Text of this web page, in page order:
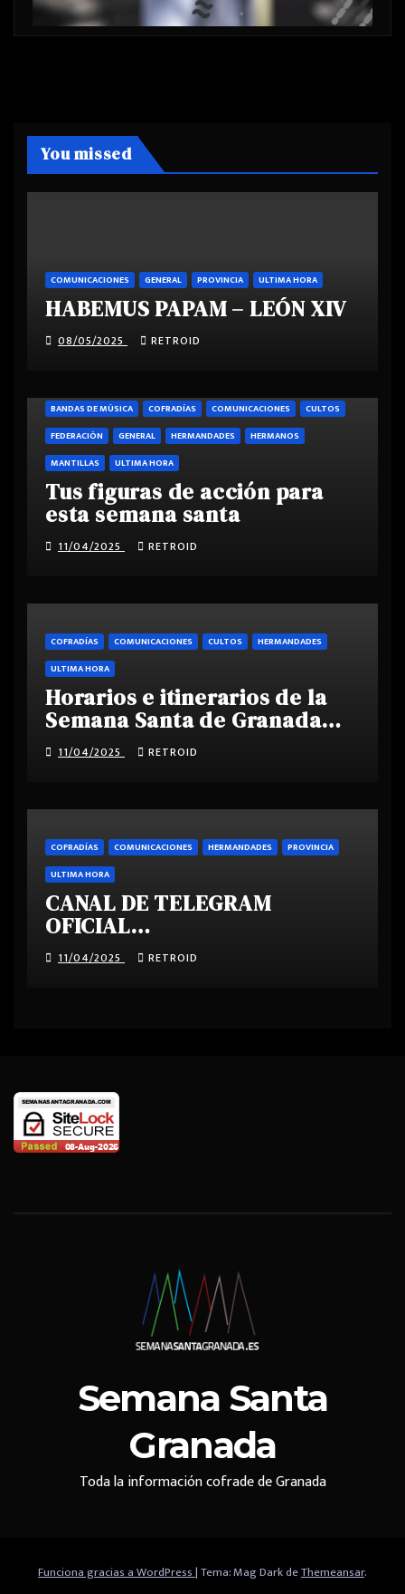
You missed
COMUNICACIONES GENERAL PROVINCIA ULTIMA HORA
HABEMUS PAPAM – LEÓN XIV
08/05/2025 RETROID
BANDAS DE MÚSICA COFRADÍAS COMUNICACIONES
CULTOS
FEDERACIÓN
GENERAL HERMANDADES
HERMANOS
MANTILLAS
ULTIMA HORA
Tus figuras de acción para
esta semana santa
11/04/2025 RETROID
COFRADÍAS COMUNICACIONES CULTOS
HERMANDADES
ULTIMA HORA
Horarios e itinerarios de la
Semana Santa de Granada
2025
11/04/2025 RETROID
COFRADÍAS COMUNICACIONES HERMANDADES
PROVINCIA
ULTIMA HORA
CANAL DE TELEGRAM
OFICIAL
SEMANASANTAGRANADA.COM
11/04/2025 RETROID
Semana Santa
Granada
Toda la información cofrade de Granada
Funciona gracias a WordPress|Tema: Mag Dark deThemeansar.